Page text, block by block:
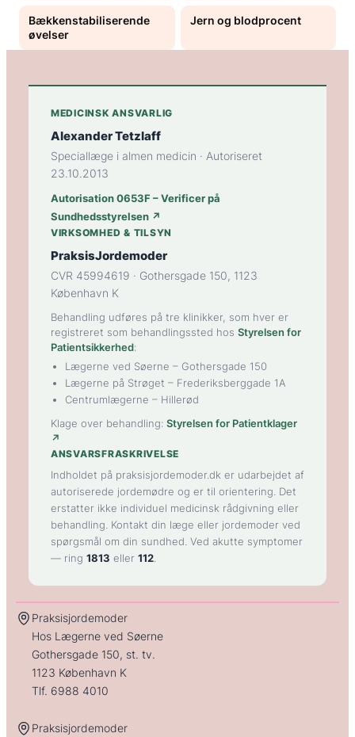
Bækkenstabiliserende
øvelser
Jern og blodprocent
MEDICINSK ANSVARLIG
Alexander Tetzlaff
Speciallæge i almen medicin · Autoriseret
23.10.2013
Autorisation 0653F – Verificer på
Sundhedsstyrelsen ↗
VIRKSOMHED & TILSYN
PraksisJordemoder
CVR 45994619 · Gothersgade 150, 1123
København K
Behandling udføres på tre klinikker, som hver er
registreret som behandlingssted hos Styrelsen for
Patientsikkerhed:
Lægerne ved Søerne – Gothersgade 150
Lægerne på Strøget – Frederiksberggade 1A
Centrumlægerne – Hillerød
Klage over behandling: Styrelsen for Patientklager
↗
ANSVARSFRASKRIVELSE
Indholdet på praksisjordemoder.dk er udarbejdet af
autoriserede jordemødre og er til orientering. Det
erstatter ikke individuel medicinsk rådgivning eller
behandling. Kontakt din læge eller jordemoder ved
spørgsmål om din sundhed. Ved akutte symptomer
— ring 1813 eller 112
Praksisjordemoder
Hos Lægerne ved Søerne
Gothersgade 150, st. tv.
1123 København K
Tlf. 6988 4010
Praksisjordemoder